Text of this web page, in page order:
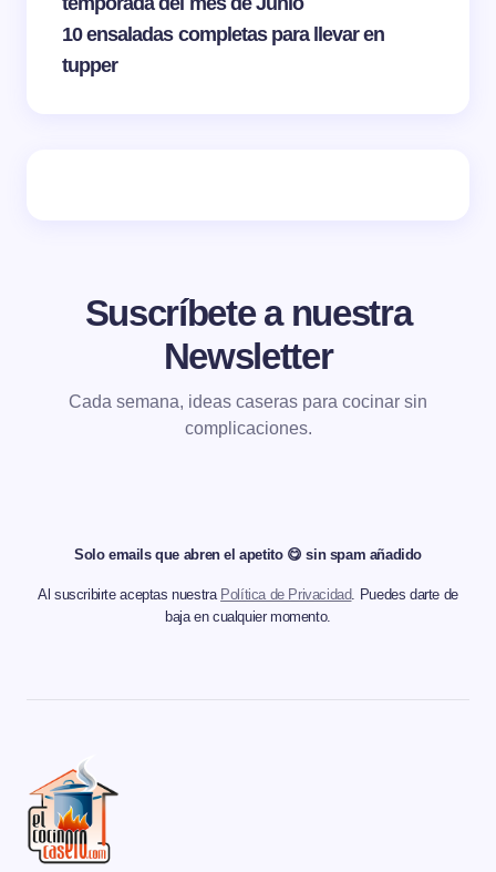
10 ensaladas completas para llevar en
tupper
Suscríbete a nuestra
Newsletter
Cada semana, ideas caseras para cocinar sin
complicaciones.
Solo emails que abren el apetito 😋 sin spam añadido
Al suscribirte aceptas nuestra Política de Privacidad. Puedes darte de
baja en cualquier momento.